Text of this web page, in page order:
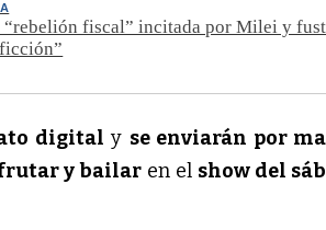
fiscal” incitada por Milei y
digital y se enviarán por
y bailar en el show del